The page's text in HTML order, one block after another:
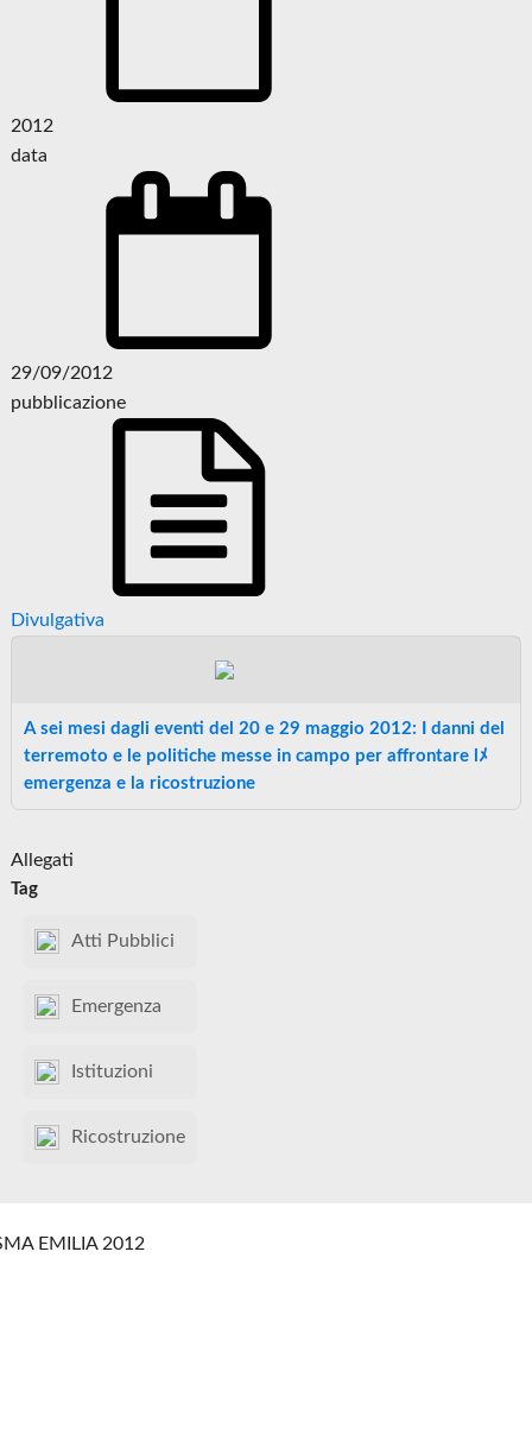
2012
data
29/09/2012
pubblicazione
Divulgativa
A sei mesi dagli eventi del 20 e 29 maggio 2012: I danni del
terremoto e le politiche messe in campo per affrontare lﾒ
emergenza e la ricostruzione
Allegati
Tag
Atti Pubblici
Emergenza
Istituzioni
Ricostruzione
EMILIA 2012